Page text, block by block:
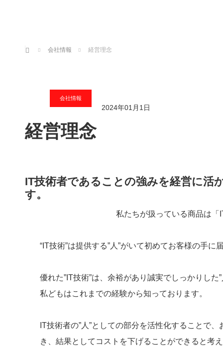
ホーム 会社情報 経営理念
会社情報
2024年01月1日
経営理念
IT技術者であることの強みを経営に活
す。
私たちが扱っている商品は
“IT技術”は提供する”人”がいて初めてお客様の手に
優れた”IT技術”は、余裕があり誠実でしっかりし
私どもはこれまでの経験から知っております。
IT技術者の”人”としての部分を活性化することで
き、結果としてコストを下げることができると考